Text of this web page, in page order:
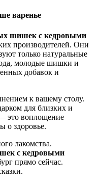
варенье
шишек с кедровыми
производителей. Они
только натуральные
молодые шишки и
добавок и
к вашему столу.
для близких и
это воплощение
о здоровье.
лакомства.
с кедровыми
прямо сейчас.